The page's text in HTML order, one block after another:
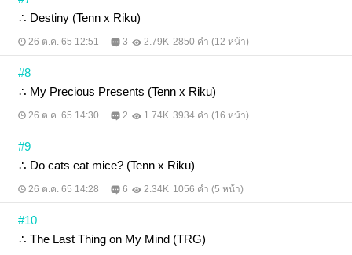
∴ Destiny (Tenn x Riku)
26 ต.ค. 65 12:51 3 2.79K 2850 คำ (12 หน้า)
#8
∴ My Precious Presents (Tenn x Riku)
26 ต.ค. 65 14:30 2 1.74K 3934 คำ (16 หน้า)
#9
∴ Do cats eat mice? (Tenn x Riku)
26 ต.ค. 65 14:28 6 2.34K 1056 คำ (5 หน้า)
#10
∴ The Last Thing on My Mind (TRG)